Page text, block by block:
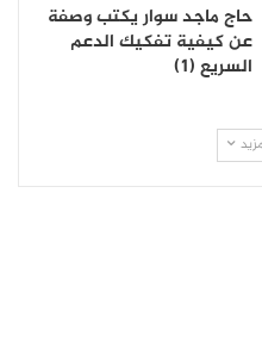
حاج ماجد سوار يكتب وصفة
عن كيفية تفكيك الدعم
السريع (١)